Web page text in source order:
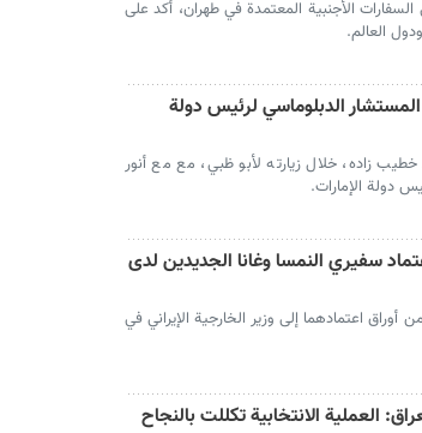
السفارات الأجنبية المعتمدة في طهران، أكد على
العالم.
المستشار الدبلوماسي لرئيس دولة
خطيب زاده، خلال زيارته لأبو ظبي، مع مع أنور
دولة الإمارات.
سفيري النمسا وغانا الجديدين لدى
اعتمادهما إلى وزير الخارجية الإيراني في
العملية الانتخابية تكللت بالنجاح